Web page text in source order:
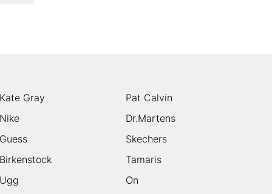
Gray
Pat Calvin
Dr.Martens
Skechers
Tamaris
On